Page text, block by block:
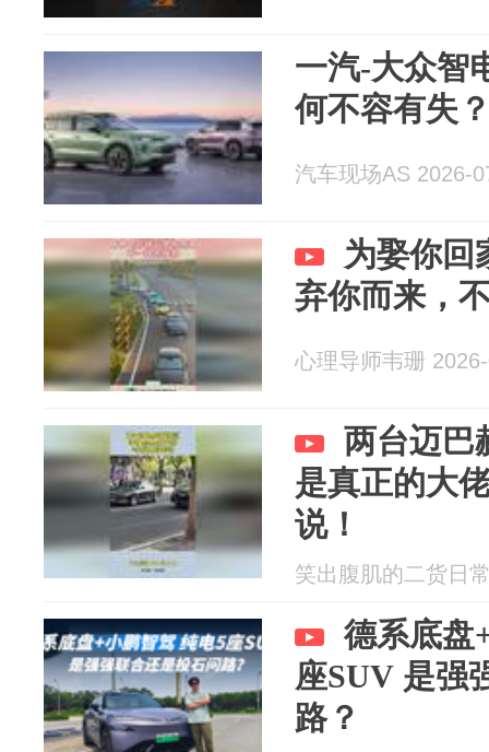
一汽-大众智
何不容有失
汽车现场AS 2026-
为娶你回
弃你而来，
心理导师韦珊
两台迈巴
是真正的大
说！
笑出腹肌的二货日
德系底盘
座SUV 是强强联合还是投石问
路？